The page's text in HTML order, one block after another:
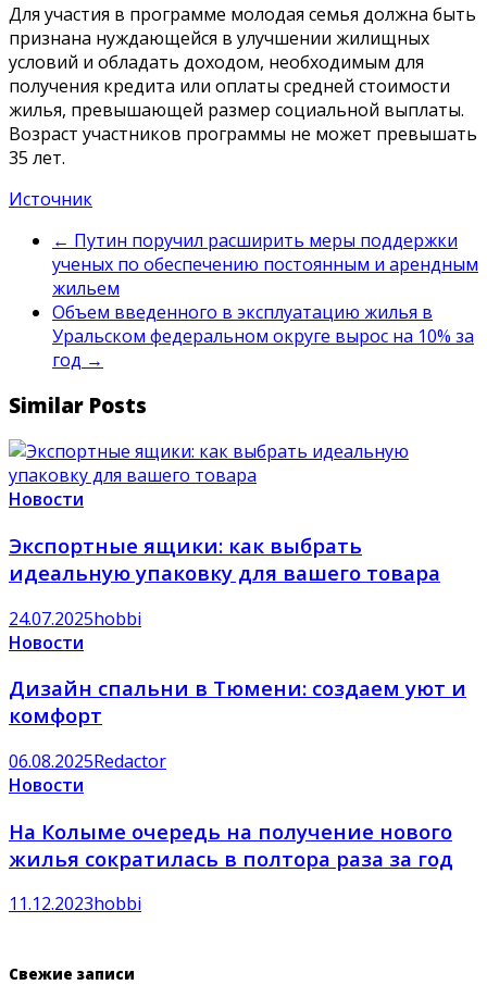
Для участия в программе молодая семья должна быть
признана нуждающейся в улучшении жилищных
условий и обладать доходом, необходимым для
получения кредита или оплаты средней стоимости
жилья, превышающей размер социальной выплаты.
Возраст участников программы не может превышать
35 лет.
Источник
← Путин поручил расширить меры поддержки
ученых по обеспечению постоянным и арендным
жильем
Объем введенного в эксплуатацию жилья в
Уральском федеральном округе вырос на 10% за
год →
Similar Posts
Новости
Экспортные ящики: как выбрать
идеальную упаковку для вашего товара
24.07.2025hobbi
Новости
Дизайн спальни в Тюмени: создаем уют и
комфорт
06.08.2025Redactor
Новости
На Колыме очередь на получение нового
жилья сократилась в полтора раза за год
11.12.2023hobbi
Свежие записи